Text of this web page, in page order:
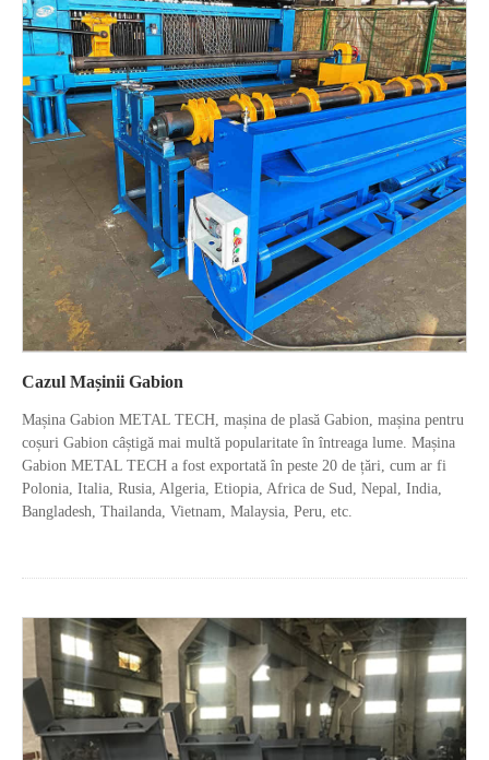
Cazul Mașinii Gabion
Mașina Gabion METAL TECH, mașina de plasă Gabion, mașina pentru
coșuri Gabion câștigă mai multă popularitate în întreaga lume. Mașina
Gabion METAL TECH a fost exportată în peste 20 de țări, cum ar fi
Polonia, Italia, Rusia, Algeria, Etiopia, Africa de Sud, Nepal, India,
Bangladesh, Thailanda, Vietnam, Malaysia, Peru, etc.